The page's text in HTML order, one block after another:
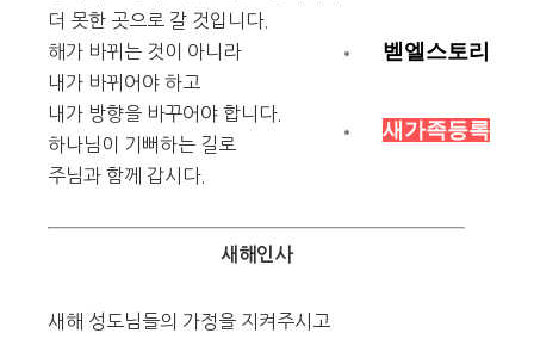
벧엘스토리
새가족등록
더 못한 곳으로 갈 것입니다.
해가 바뀌는 것이 아니라
내가 바뀌어야 하고
내가 방향을 바꾸어야 합니다.
하나님이 기뻐하는 길로
주님과 함께 갑시다.
새해인사
새해 성도님들의 가정을 지켜주시고